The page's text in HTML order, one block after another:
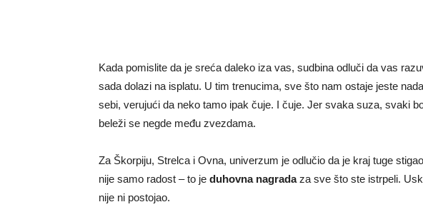
Kada pomislite da je sreća daleko iza vas, sudbina odluči da vas
sada dolazi na isplatu. U tim trenucima, sve što nam ostaje jeste
sebi, verujući da neko tamo ipak čuje. I čuje. Jer svaka suza, svaki
beleži se negde među zvezdama.
Za Škorpiju, Strelca i Ovna, univerzum je odlučio da je kraj tuge
nije samo radost – to je duhovna nagradaza sve što ste istrpeli.
nije ni postojao.